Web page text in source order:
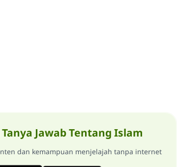
Jawab Tentang Islam
dan kemampuan menjelajah tanpa internet